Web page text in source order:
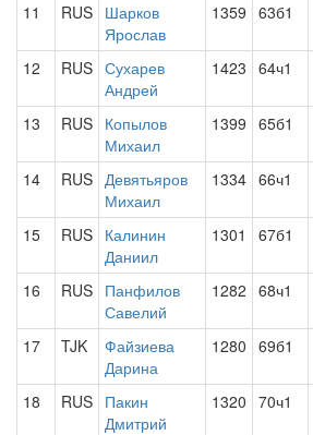
11 RUS Шарков
Ярослав
1359 63б1
12 RUS Сухарев
Андрей
1423 64ч1
13 RUS Копылов
Михаил
1399 65б1
14 RUS Девятьяров
Михаил
1334 66ч1
15 RUS Калинин
Даниил
1301 67б1
16 RUS Панфилов
Савелий
1282 68ч1
17 TJK
Файзиева
Дарина
1280 69б1
18 RUS Пакин
Дмитрий
1320 70ч1